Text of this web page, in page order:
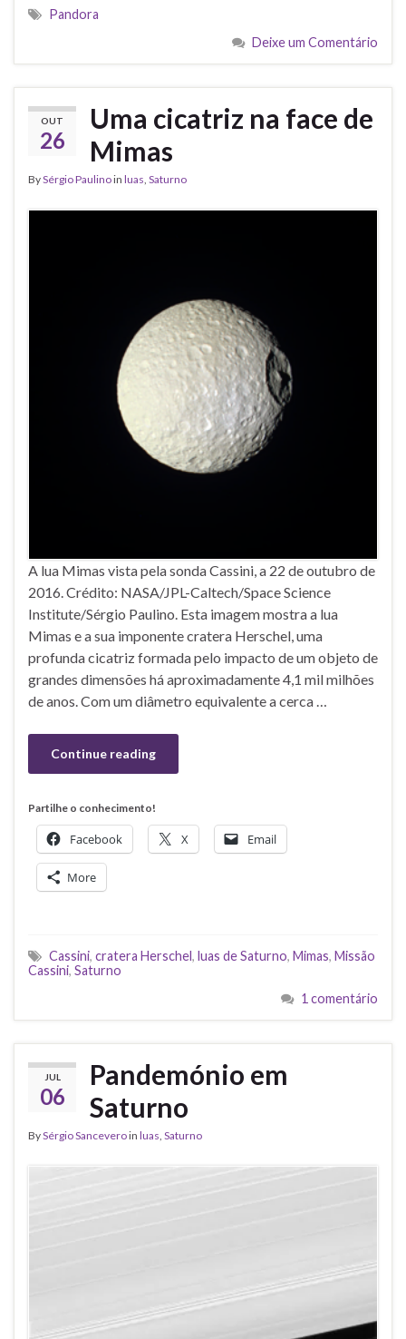
Pandora
Deixe um Comentário
OUT
26
Uma cicatriz na face de
Mimas
BySérgio Paulinoin luas, Saturno
A lua Mimas vista pela sonda Cassini, a 22 de outubro de
2016. Crédito: NASA/JPL-Caltech/Space Science
Institute/Sérgio Paulino. Esta imagem mostra a lua
Mimas e a sua imponente cratera Herschel, uma
profunda cicatriz formada pelo impacto de um objeto de
grandes dimensões há aproximadamente 4,1 mil milhões
de anos. Com um diâmetro equivalente a cerca …
Continue reading
Partilhe o conhecimento!
Facebook X Email
More
Cassini, cratera Herschel, luas de Saturno, Mimas, Missão
Cassini, Saturno
1 comentário
JUL
06
Pandemónio em
Saturno
BySérgio Sanceveroin luas, Saturno